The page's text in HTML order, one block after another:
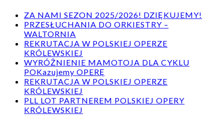
ZA NAMI SEZON 2025/2026! DZIĘKUJEMY!
PRZESŁUCHANIA DO ORKIESTRY –
WALTORNIA
REKRUTACJA W POLSKIEJ OPERZE
KRÓLEWSKIEJ
WYRÓŻNIENIE MAMOTOJA DLA CYKLU
POKazujemy OPERĘ
REKRUTACJA W POLSKIEJ OPERZE
KRÓLEWSKIEJ
PLL LOT PARTNEREM POLSKIEJ OPERY
KRÓLEWSKIEJ